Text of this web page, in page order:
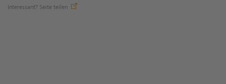
Interessant? Seite teilen